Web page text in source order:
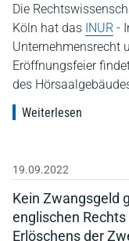
Die
Köln hat das INUR -
Unternehmensrecht
Eröffnungsfeier
des
Weiterlesen
19.09.2022
Kein Zwangsgeld
englischen
Erlöschens der